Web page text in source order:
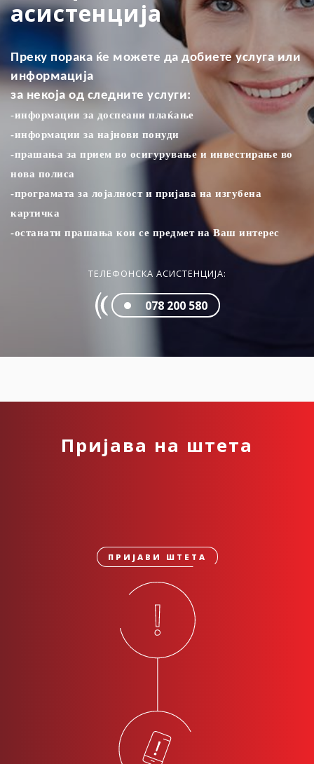
асистенција
Преку порака ќе можете да добиете услуга или
информација
за некоја од следните услуги:
-информации за доспеани плаќањe
-информации за најнови понуди
-прашања за прием во осигурување и инвестирање во
нова полиса
-програмата за лојалност и пријава на изгубена
картичка
-останати прашања кои се предмет на Ваш интерес
ТЕЛЕФОНСКА АСИСТЕНЦИЈА:
078 200 580
Пријава на штета
ПРИЈАВИ ШТЕТА